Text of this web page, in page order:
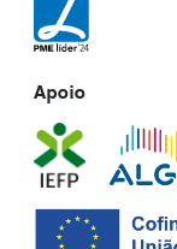
Apoio